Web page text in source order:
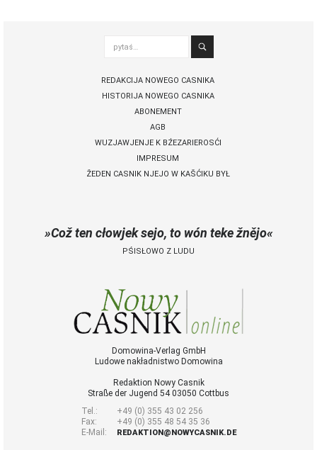
Domowina-Verlag GmbH
Ludowe nakładnistwo Domowina
Redaktion Nowy Casnik
Straße der Jugend 54 03050 Cottbus
Tel.:
+49 (0) 355 43 02 256
Fax:
+49 (0) 355 48 54 35 36
E-Mail:
REDAKTION@NOWYCASNIK.DE
Což ten cłowjek sejo, to wón teke žnějo
PŚISŁOWO Z LUDU
pytaś…
REDAKCIJA NOWEGO CASNIKA
HISTORIJA NOWEGO CASNIKA
ABONEMENT
AGB
WUZJAWJENJE K BŹEZARIEROSĆI
IMPRESUM
ŽEDEN CASNIK NJEJO W KAŠĆIKU BYŁ